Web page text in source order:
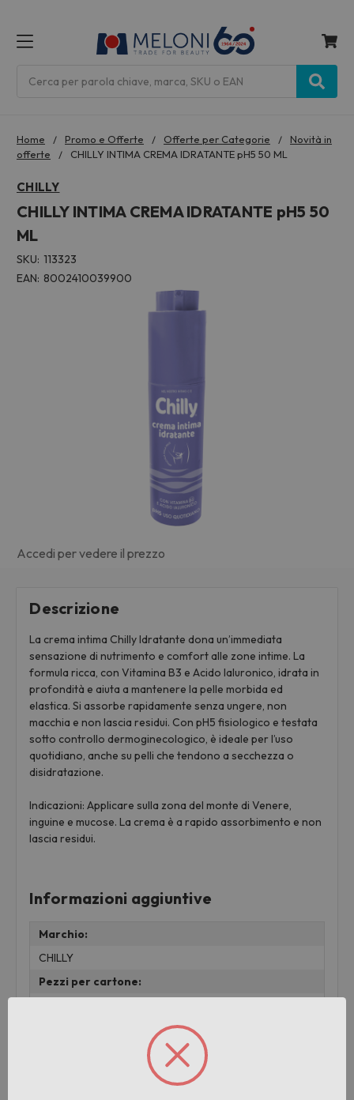
Home Promo e Offerte Offerte per Categorie
Novità in
offerte
CHILLY INTIMA CREMA IDRATANTE pH5 50 ML
CHILLY
CHILLY INTIMA CREMA IDRATANTE pH5 50
ML
SKU: 113323
EAN: 8002410039900
Accedi per vedere il prezzo
Descrizione
La crema intima Chilly Idratante dona un’immediata
sensazione di nutrimento e comfort alle zone intime. La
formula ricca, con Vitamina B3 e Acido Ialuronico, idrata in
profondità e aiuta a mantenere la pelle morbida ed
elastica. Si assorbe rapidamente senza ungere, non
macchia e non lascia residui. Con pH5 fisiologico e testata
sotto controllo dermoginecologico, è ideale per l’uso
quotidiano, anche su pelli che tendono a secchezza o
disidratazione.
Indicazioni: Applicare sulla zona del monte di Venere,
inguine e mucose. La crema è a rapido assorbimento e non
lascia residui.
Informazioni aggiuntive
Marchio:
CHILLY
Pezzi per cartone: